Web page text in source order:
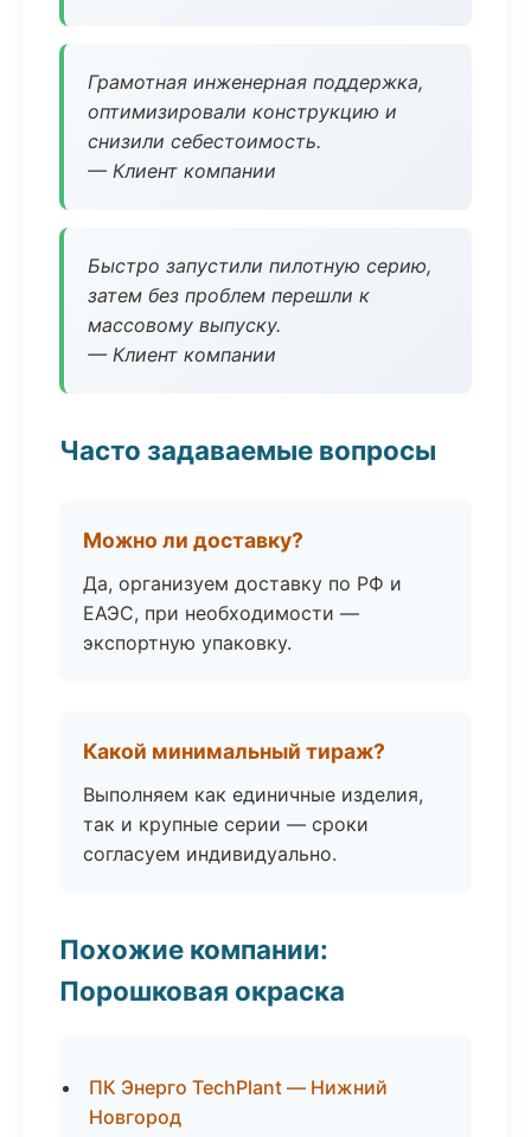
Грамотная инженерная поддержка,
оптимизировали конструкцию и
снизили себестоимость.
— Клиент компании
Быстро запустили пилотную серию,
затем без проблем перешли к
массовому выпуску.
— Клиент компании
Часто задаваемые вопросы
Можно ли доставку?
Да, организуем доставку по РФ и
ЕАЭС, при необходимости —
экспортную упаковку.
Какой минимальный тираж?
Выполняем как единичные изделия,
так и крупные серии — сроки
согласуем индивидуально.
Похожие компании:
Порошковая окраска
ПК Энерго TechPlant — Нижний
Новгород